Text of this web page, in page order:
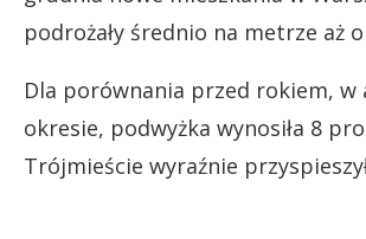
podrożały średnio na metrze aż
Dla porównania przed rokiem, w
okresie, podwyżka wynosiła 8
Trójmieście wyraźnie